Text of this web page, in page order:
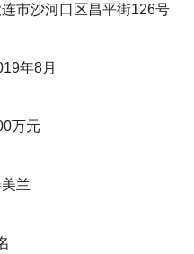
连市沙河口区昌平街126号
年8月
万元
兰